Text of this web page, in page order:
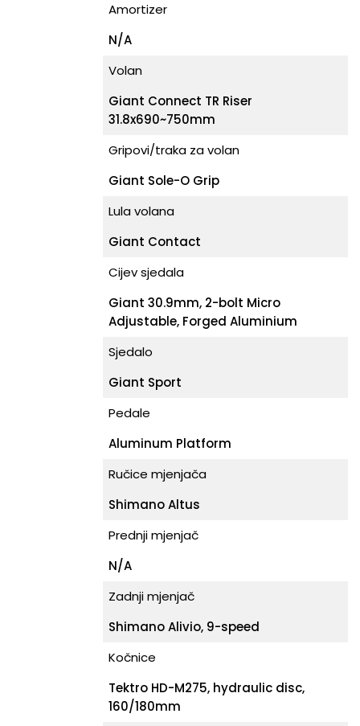
Amortizer
N/A
Volan
Giant Connect TR Riser
31.8x690~750mm
Gripovi/traka za volan
Giant Sole-O Grip
Lula volana
Giant Contact
Cijev sjedala
Giant 30.9mm, 2-bolt Micro
Adjustable, Forged Aluminium
Sjedalo
Giant Sport
Pedale
Aluminum Platform
Ručice mjenjača
Shimano Altus
Prednji mjenjač
N/A
Zadnji mjenjač
Shimano Alivio, 9-speed
Kočnice
Tektro HD-M275, hydraulic disc,
160/180mm